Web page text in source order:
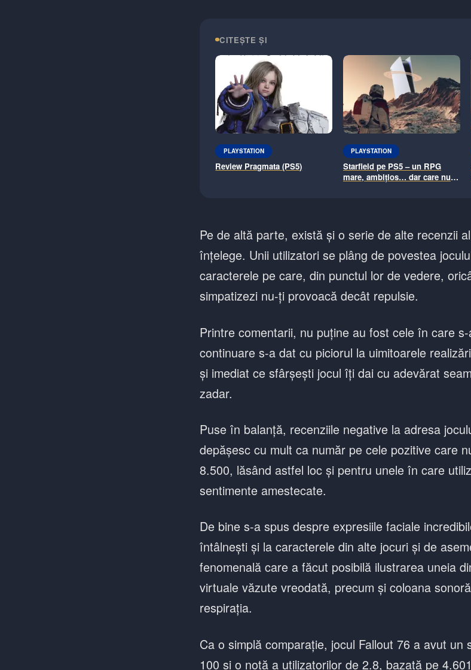
CITEȘTE ȘI
PLAYSTATION
Review Pragmata (PS5)
PLAYSTATION
Starfield pe PS5 – un RPG
mare, ambițios… dar care nu e
Pe de altă parte, există și o serie de alte recenzii
înțelege. Unii utilizatori se plâng de povestea
caracterele pe care, din punctul lor de vedere,
simpatizezi nu-ți provoacă decât repulsie.
Printre comentarii, nu puține au fost cele în care
continuare s-a dat cu piciorul la uimitoarele
și imediat ce sfârșești jocul îți dai cu adevărat
zadar.
Puse în balanță, recenziile negative la adresa
depășesc cu mult ca număr pe cele pozitive care
8.500, lăsând astfel loc și pentru unele în care
sentimente amestecate.
De bine s-a spus despre expresiile faciale
întâlnești și la caracterele din alte jocuri și de
fenomenală care a făcut posibilă ilustrarea uneia
virtuale văzute vreodată, precum și coloana
respirația.
Ca o simplă comparație, jocul Fallout 76 a avut un
100 și o notă a utilizatorilor de 2.8, bazată pe